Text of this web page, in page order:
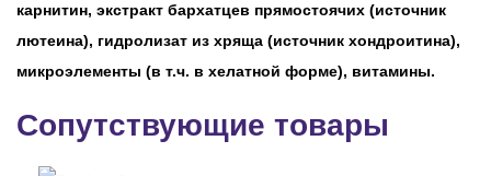
карнитин, экстракт бархатцев прямостоячих (источник
лютеина), гидролизат из хряща (источник хондроитина),
микроэлементы (в т.ч. в хелатной форме), витамины.
Сопутствующие товары